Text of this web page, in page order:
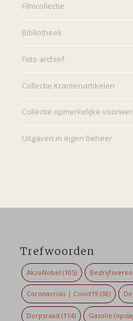
Filmcollectie
Bibliotheek
Foto archief
Collectie Krantenartikelen
Collectie opmerkelijke
Uitgaven in eigen beheer
Trefwoorden
AkzoNobel (105)
Coronacrisis | Covid19 (38)
Dorpsraad (114) Gasolie